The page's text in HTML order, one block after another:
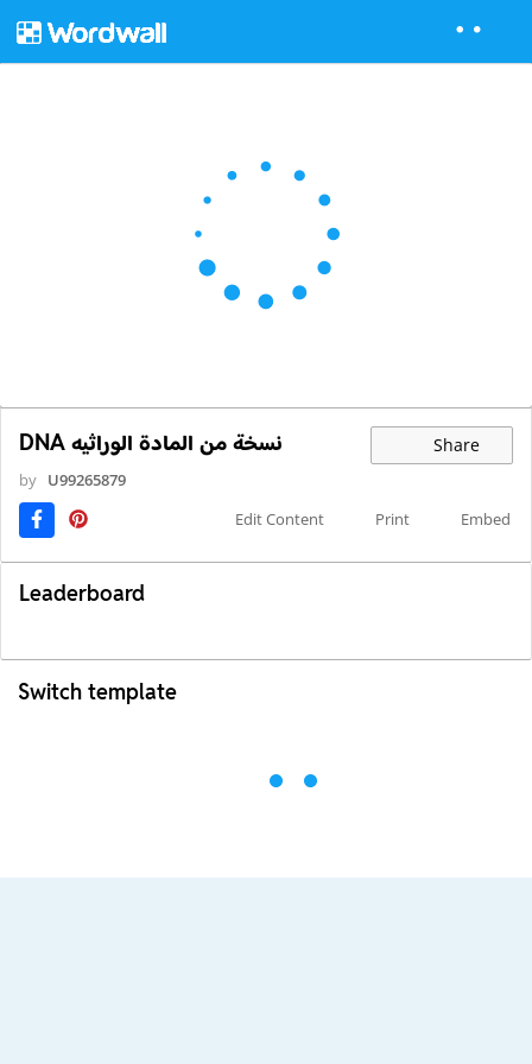
نسخة من المادة الوراثيه DNA Share
by U99265879
Edit Content
Print Embed
Leaderboard
Switch template